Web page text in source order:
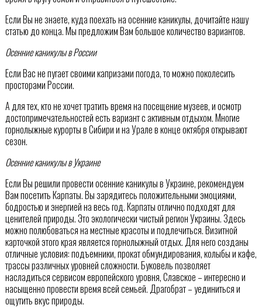
Если Вы не знаете, куда поехать на осенние каникулы, дочитайте нашу
статью до конца. Мы предложим Вам большое количество вариантов.
Осенние каникулы в России
Если Вас не пугает своими капризами погода, то можно поколесить
просторами России.
А для тех, кто не хочет тратить время на посещение музеев, и осмотр
достопримечательностей есть вариант с активным отдыхом. Многие
горнолыжные курорты в Сибири и на Урале в конце октября открывают
сезон.
Осенние каникулы в Украине
Если Вы решили провести осенние каникулы в Украине, рекомендуем
Вам посетить Карпаты. Вы зарядитесь положительными эмоциями,
бодростью и энергией на весь год. Карпаты отлично подходят для
ценителей природы. Это экологически чистый регион Украины. Здесь
можно полюбоваться на местные красоты и подлечиться. Визитной
карточкой этого края является горнолыжный отдых. Для него созданы
отличные условия: подъемники, прокат обмундирования, колыбы и кафе,
трассы различных уровней сложности. Буковель позволяет
насладиться сервисом европейского уровня, Славское – интересно и
насыщенно провести время всей семьей. Драгобрат – уединиться и
ощутить вкус природы.